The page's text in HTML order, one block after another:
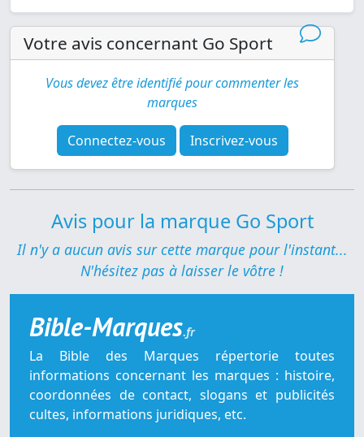
Votre avis concernant Go Sport
Vous devez être identifié pour commenter les
marques
Connectez-vous Inscrivez-vous
Avis pour la marque Go Sport
Il n'y a aucun avis sur cette marque pour l'instant...
N'hésitez pas à laisser le vôtre !
Bible-Marques.fr
La Bible des Marques répertorie toutes
informations concernant les marques : histoire,
coordonnées de contact, slogans et publicités
cultes, informations juridiques, etc.